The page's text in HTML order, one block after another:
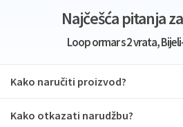
Najčešća pitanja
Loop ormar s 2 vrata,
Kako naručiti proizvod?
Kako otkazati narudžbu?